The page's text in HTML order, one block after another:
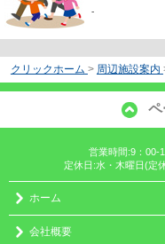
-
クリックホーム > 周辺施設案内
ペ
営業時間:9：00-
定休日:水・木曜日(定
ホーム
会社概要